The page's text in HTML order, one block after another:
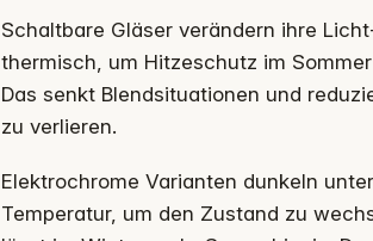
Schaltbare Gläser verändern ihre
thermisch, um Hitzeschutz im
Das senkt Blendsituationen und
zu verlieren.
Elektrochrome Varianten dunkeln
Temperatur, um den Zustand zu